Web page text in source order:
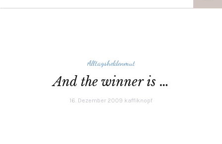
Alltagsheldenmut
And the winner is …
16. Dezember 2009 kaffiknopf